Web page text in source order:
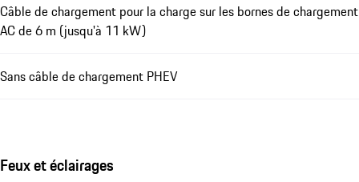
Câble de chargement pour la charge sur les bornes de chargement
AC de 6 m (jusqu'à 11 kW)
Sans câble de chargement PHEV
Feux et éclairages